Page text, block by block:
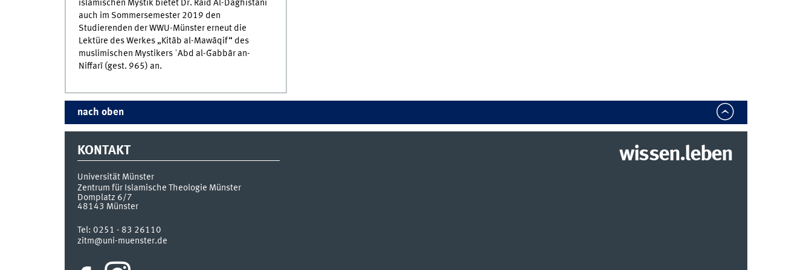
islamischen Mystik bietet Dr. Raid Al-Daghistani
auch im Sommersemester 2019 den
Studierenden der WWU-Münster erneut die
Lektüre des Werkes „Kitāb al-Mawāqif“ des
muslimischen Mystikers ʿAbd al-Ǧabbār an-
Niffarī (gest. 965) an.
nach oben
KONTAKT
Universität Münster
Zentrum für Islamische Theologie Münster
Domplatz 6/7
48143 Münster
Tel: 0251 - 83 26110
zitm@uni-muenster.de
wissen.leben